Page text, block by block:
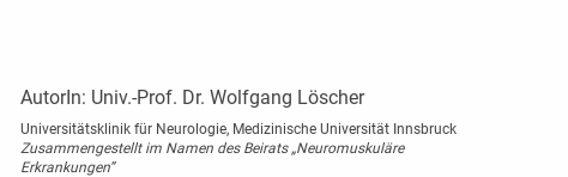
AutorIn: Univ.-Prof. Dr. Wolfgang Löscher
Universitätsklinik für Neurologie, Medizinische Universität Innsbruck
Zusammengestellt im Namen des Beirats „Neuromuskuläre
Erkrankungen”